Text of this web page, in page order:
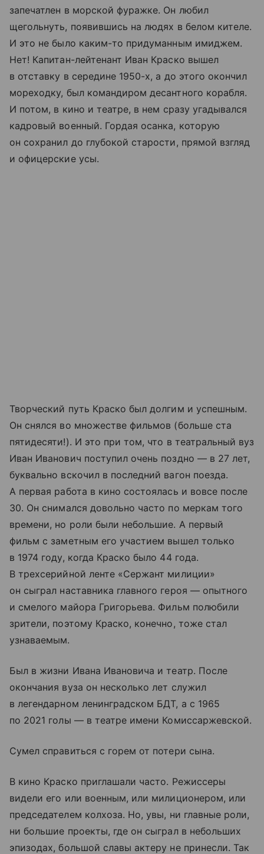
запечатлен в морской фуражке. Он любил
щегольнуть, появившись на людях в белом кителе.
И это не было каким-то придуманным имиджем.
Нет! Капитан-лейтенант Иван Краско вышел
в отставку в середине 1950-х, а до этого окончил
мореходку, был командиром десантного корабля.
И потом, в кино и театре, в нем сразу угадывался
кадровый военный. Гордая осанка, которую
он сохранил до глубокой старости, прямой взгляд
и офицерские усы.
Творческий путь Краско был долгим и успешным.
Он снялся во множестве фильмов (больше ста
пятидесяти!). И это при том, что в театральный вуз
Иван Иванович поступил очень поздно — в 27 лет,
буквально вскочил в последний вагон поезда.
А первая работа в кино состоялась и вовсе после
30. Он снимался довольно часто по меркам того
времени, но роли были небольшие. А первый
фильм с заметным его участием вышел только
в 1974 году, когда Краско было 44 года.
В трехсерийной ленте «Сержант милиции»
он сыграл наставника главного героя — опытного
и смелого майора Григорьева. Фильм полюбили
зрители, поэтому Краско, конечно, тоже стал
узнаваемым.
Был в жизни Ивана Ивановича и театр. После
окончания вуза он несколько лет служил
в легендарном ленинградском БДТ, а с 1965
по 2021 голы — в театре имени Комиссаржевской.
Сумел справиться с горем от потери сына.
В кино Краско приглашали часто. Режиссеры
видели его или военным, или милиционером, или
председателем колхоза. Но, увы, ни главные роли,
ни большие проекты, где он сыграл в небольших
эпизодах, большой славы актеру не принесли. Так